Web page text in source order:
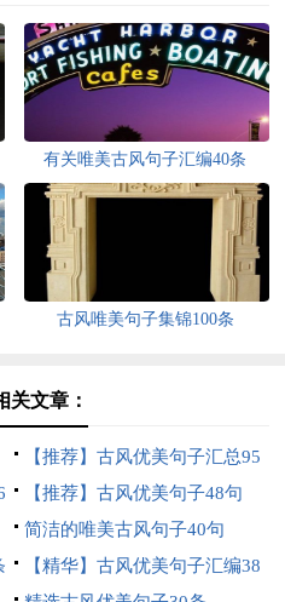
有关唯美古风句子汇编40条
古风唯美句子集锦100条
关文章：
【推荐】古风优美句子汇总95
句 【推荐】古风优美句子48句
简洁的唯美古风句子40句
【精华】古风优美句子汇编38